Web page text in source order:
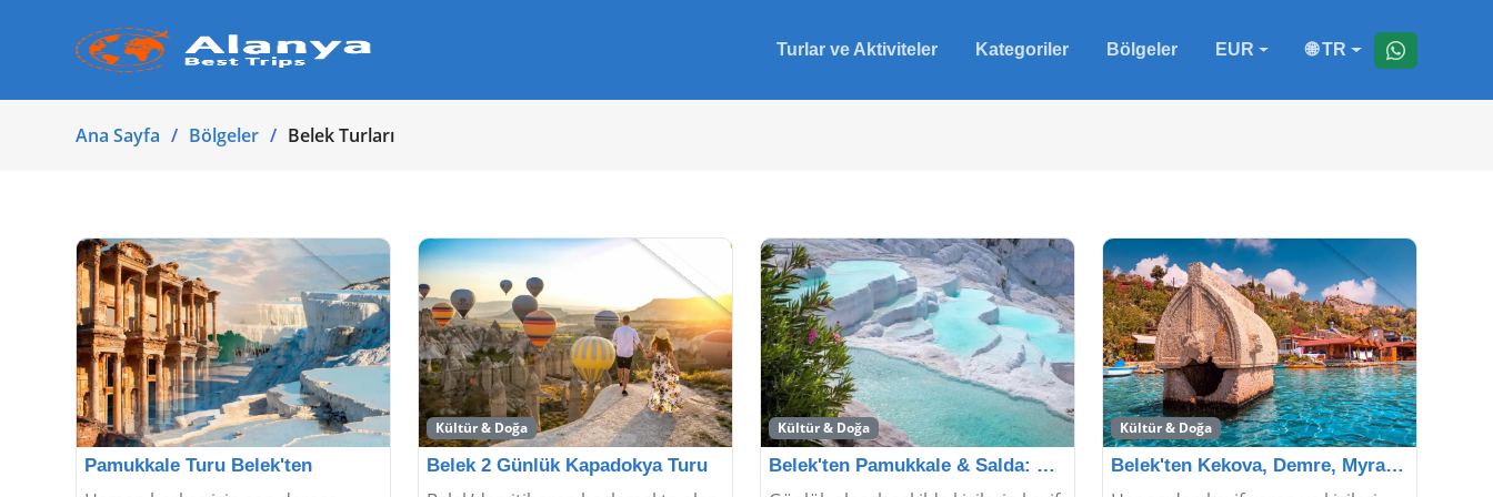
Turlar ve Aktiviteler Kategoriler Bölgeler EUR 🌐 TR
Ana Sayfa Bölgeler Belek Turları
Pamukkale Turu Belek'ten
Kültür & Doğa
Belek 2 Günlük Kapadokya Turu
Kültür & Doğa
Belek'ten Pamukkale & Salda: Doğa ve Tarih
Kültür & Doğa
Belek'ten Kekova, Demre, Myra Turu